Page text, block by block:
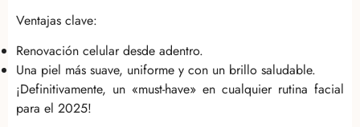
Ventajas clave:
Renovación celular desde adentro.
Una piel más suave, uniforme y con un brillo saludable.
¡Definitivamente, un «must-have» en cualquier rutina facial
para el 2025!